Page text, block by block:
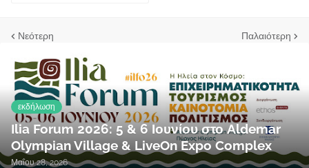
Νεότερη Παλαιότερη
εκδήλωση
Ilia Forum 2026: 5 & 6 Ιουνίου στο Aldemar
Olympian Village & LiveOn Expo Complex
Μαΐου 28, 2026